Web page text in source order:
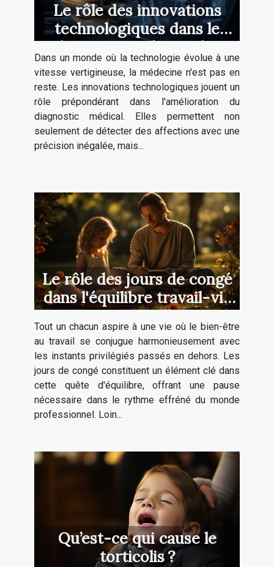
Le rôle des innovations
technologiques dans le
diagnostic précoce des
maladies
Dans un monde où la technologie évolue à une
vitesse vertigineuse, la médecine n'est pas en
reste. Les innovations technologiques jouent un
rôle prépondérant dans l'amélioration du
diagnostic médical. Elles permettent non
seulement de détecter des affections avec une
précision inégalée, mais...
Le rôle des jours de congé
dans l'équilibre travail-vie
personnelle
Tout un chacun aspire à une vie où le bien-être
au travail se conjugue harmonieusement avec
les instants privilégiés passés en dehors. Les
jours de congé constituent un élément clé dans
cette quête d'équilibre, offrant une pause
nécessaire dans le rythme effréné du monde
professionnel. Loin...
Qu’est-ce qui cause le
torticolis ?